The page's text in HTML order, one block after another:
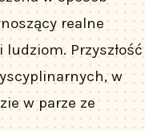
realne
Przyszłość
w
w parze ze